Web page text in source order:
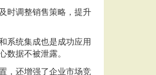
时调整销售策略，提升
系统集成也是成功应用
据不被泄露。
，还增强了企业市场竞